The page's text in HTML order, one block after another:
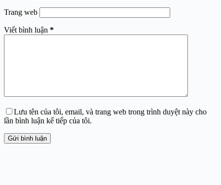
Trang web
Viết bình luận *
Lưu tên của tôi, email, và trang web trong trình duyệt này cho
lần bình luận kế tiếp của tôi.
Gửi bình luận